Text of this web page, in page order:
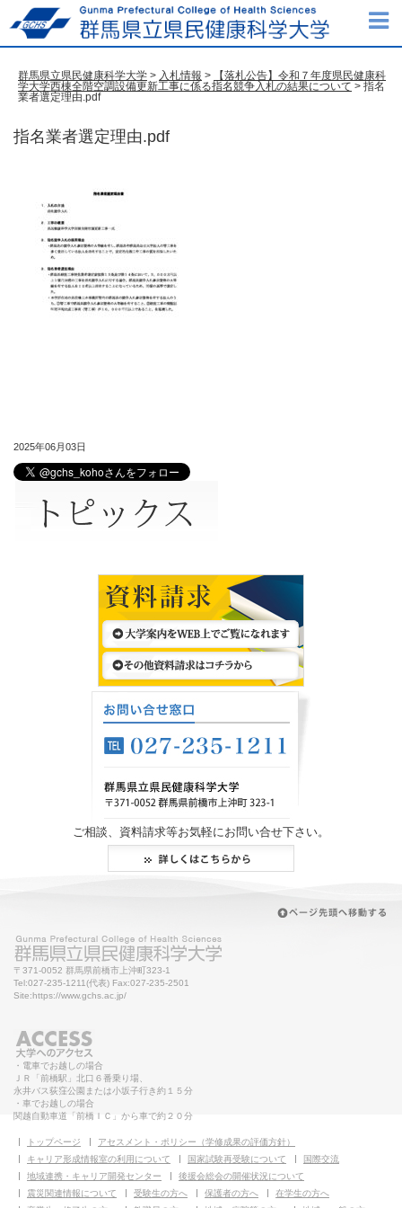
群馬県立県民健康科学大学 > 入札情報 >
【落札公告】令和７年度県民健康科
学大学西棟全階空調設備更新工事に係る指名競争入札の結果について > 指名
業者選定理由.pdf
指名業者選定理由.pdf
2025年06月03日
ご相談、資料請求等お気軽にお問い合せ下さい。
〒371-0052 群馬県前橋市上沖町323-1
Tel:027-235-1211(代表) Fax:027-235-2501
Site:https://www.gchs.ac.jp/
・電車でお越しの場合
ＪＲ「前橋駅」北口６番乗り場、
永井バス荻窪公園または小坂子行き約１５分
・車でお越しの場合
関越自動車道「前橋ＩＣ」から車で約２０分
トップページ
アセスメント・ポリシー（学修成果の評価方針）
キャリア形成情報室の利用について
国家試験再受験について
国際交流
地域連携・キャリア開発センター
後援会総会の開催状況について
震災関連情報について
受験生の方へ 保護者の方へ
在学生の方へ